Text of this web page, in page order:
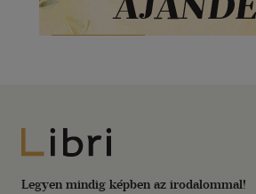
Libri
Legyen mindig képben az irodalommal!